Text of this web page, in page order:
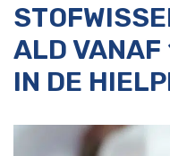
ALD VANAF
IN DE